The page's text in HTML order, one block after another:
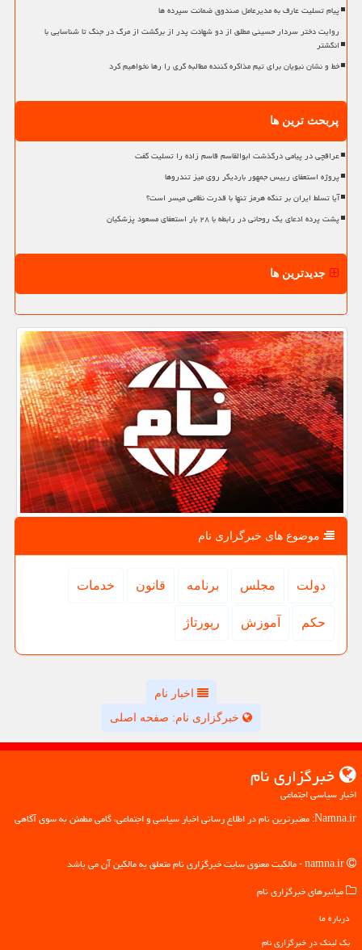
پیام تسلیت عارف به مدیرعامل صندوق ضمانت سپرده ها
روایت دختر سردار حسینی مطلق از دو شهادت پدر از برگشت از مرگ در جنگ تا شناسایی با
انگشتر
خط و نشان نبویان برای تیم مذاکره کننده مطالبه گری را رها نخواهیم کرد
پربحث ترین ها
عراقچی در پیامی درگذشت ابوالقاسم قاسم زاده را تسلیت گفت
پروژه استعفای رییس جمهور باردیگر روی میز تندروها
آیا تسلط ایران بر تنگه هرمز تنها با قدرت نظامی میسر است؟
پشت پرده ادعای یک روحانی در رابطه با ۲۸ بار استعفای مسعود پزشکیان
جدیدترین ها
موضوع های خبرگزاری نام
دولت مجلس برنامه قانون خدمات
حكم آموزش رپورتاژ
اخبار نام
خبرگزاری نام: صفحه اصلی
خبرگزاری نام
اخبار سیاسی اجتماعی
Namna.ir: معتبرترین نام در اطلاع رسانی اخبار سیاسی و اجتماعی، گامی مطمئن به سوی آگاهی
میانبرهای خبرگزاری نام
درباره ما
بک لینک در خبرگزاری نام